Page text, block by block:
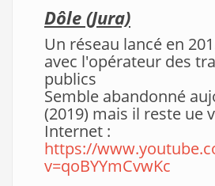
Dôle (Jura)
Un réseau lancé en
avec l'opérateur des
publics
Semble abandonné
(2019) mais il reste ue
Internet :
https://
v=qoBYYmCvwKc